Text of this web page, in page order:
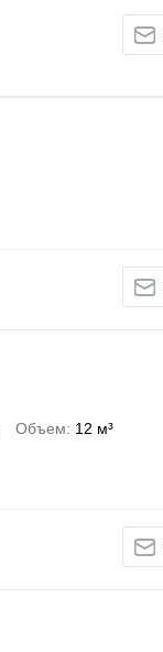
Объем
12 м³